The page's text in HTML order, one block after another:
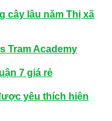
cây lâu năm Thị xã
Tram Academy
7 giá rẻ
yêu thích hiện